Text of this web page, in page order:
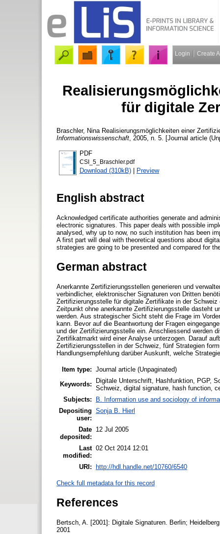
Login Create
für digitale
Braschler, Nina Realisierungsmöglichkeiten einer
Informationswissenschaft , 2005, n. 5. [Journal article
PDF
CSI_5_Braschler.pdf
Download (310kB) | Preview
English abstract
Acknowledged certificate authorities generate and
electronic signatures. This paper deals with possible
analysed, why up to now, no such institution has been
A first part will deal with theoretical questions about
strategies are going to be presented and compared for
German abstract
Anerkannte Zertifizierungsstellen generieren und
verbindlicher, elektronischer Signaturen von Dritten
Zertifizierungsstelle für digitale Zertifikate in der
Zeitpunkt ohne anerkannte Zertifizierungsstelle dasteht
werden. Aus strategischer Sicht steht die Frage im
kann. Bevor auf die Beantwortung der Fragen
und der Zertifizierungsstelle ein. Anschliessend werden
Zertifikatmarkt wird einer Analyse unterzogen. Darauf
Zertifizierungsstellen in der Schweiz, fünf Strategien
Handlungsempfehlung darüber Auskunft, welche
Item type: Journal article (Unpaginated)
Keywords:
Digitale Unterschrift, Hashfunktion, PGP,
Schweiz, digital signature, hash function,
Subjects:
B. Information use and sociology of
Depositing
user:
Sonja B. Hierl
Date
deposited:
12 Jul 2005
Last
modified:
02 Oct 2014 12:01
URI: http://hdl.handle.net/10760/6540
Check full metadata for this record
References
Bertsch, A. [2001]: Digitale Signaturen. Berlin;
2001